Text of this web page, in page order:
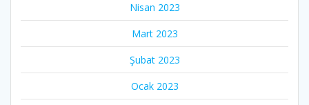
Nisan 2023
Mart 2023
Şubat 2023
Ocak 2023